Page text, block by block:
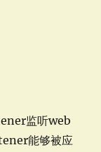
监听web
能够被应